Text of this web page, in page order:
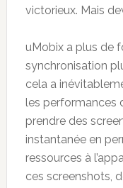
victorieux. Mais
uMobix a plus de
synchronisation
cela a
les performances
prendre des
instantanée en
ressources à
ces screenshots,